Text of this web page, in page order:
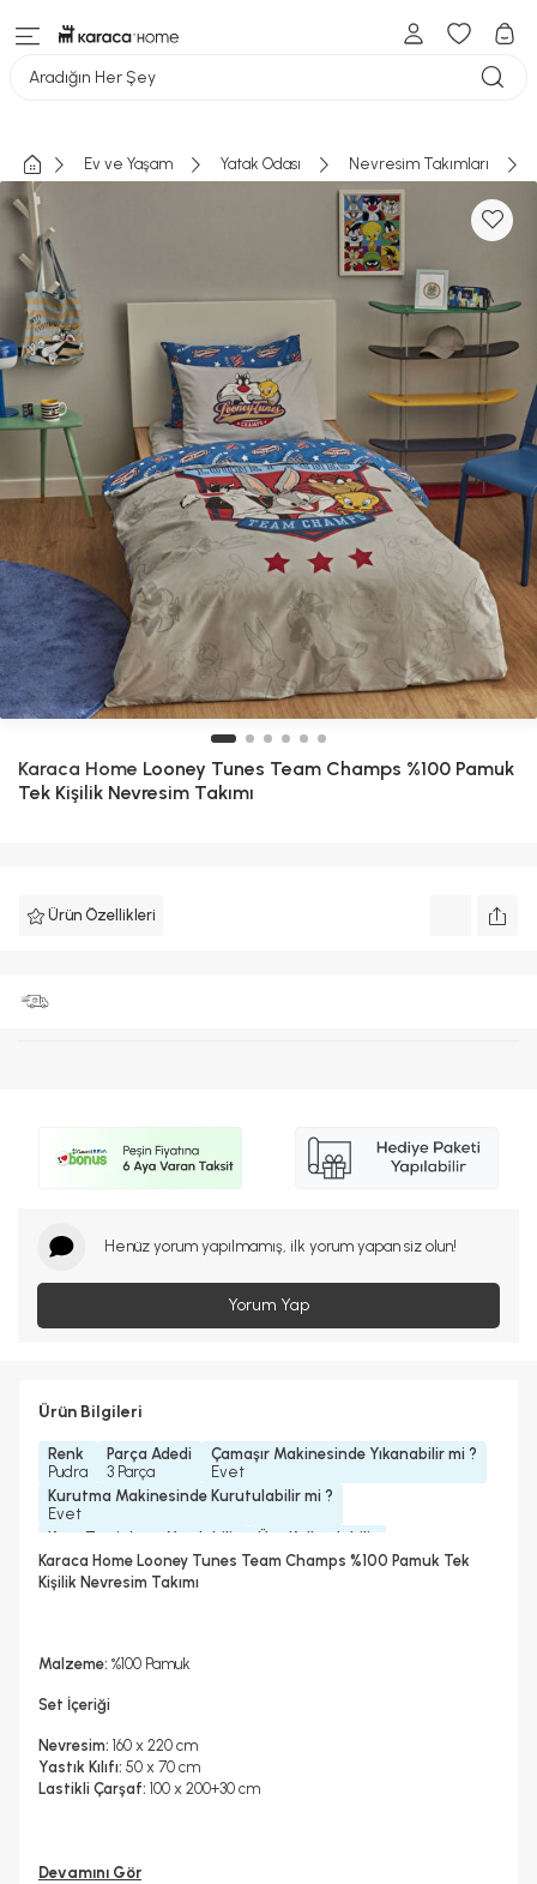
Aradığın Her Şey
Ev ve Yaşam Yatak Odası Nevresim Takımları
Karaca Home Looney Tunes Team Champs %100 Pamuk
Tek Kişilik Nevresim Takımı
Ürün Özellikleri
Henüz yorum yapılmamış, ilk yorum yapan siz olun!
Yorum Yap
Ürün Bilgileri
Renk
Pudra
Parça Adedi
3 Parça
Çamaşır Makinesinde Yıkanabilir mi ?
Evet
Kurutma Makinesinde Kurutulabilir mi ?
Evet
Kuru Temizleme Yapılabilir
Hayır
Ütü Kullanılabilir
Evet
Karaca Home Looney Tunes Team Champs %100 Pamuk Tek
Kişilik Nevresim Takımı
Malzeme: %100 Pamuk
Set İçeriği
Nevresim: 160 x 220 cm
Yastık Kılıfı: 50 x 70 cm
Lastikli Çarşaf: 100 x 200+30 cm
Devamını Gör